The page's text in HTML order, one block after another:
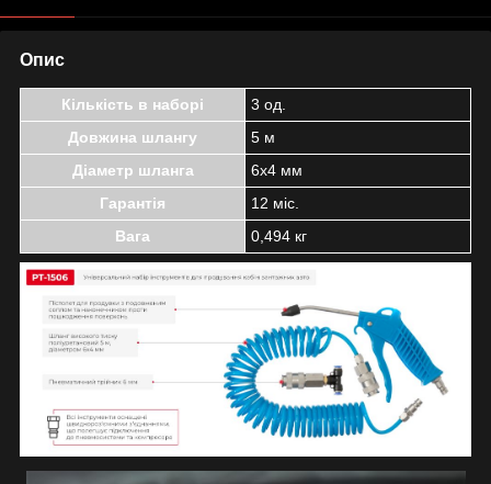
Опис
Кількість в наборі
3 од.
Довжина шлангу
5 м
Діаметр шланга
6x4 мм
Гарантія
12 міс.
Вага
0,494 кг